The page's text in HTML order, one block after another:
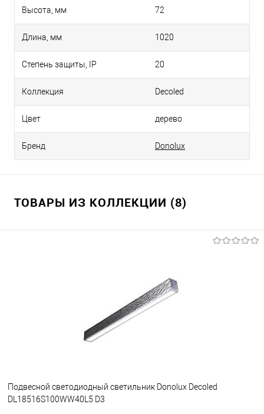
Высота, мм 72
Длина, мм 1020
Степень защиты, IP 20
Коллекция Decoled
Цвет дерево
Бренд Donolux
ТОВАРЫ ИЗ КОЛЛЕКЦИИ (8)
Подвесной светодиодный светильник Donolux Decoled
DL18516S100WW40L5 D3